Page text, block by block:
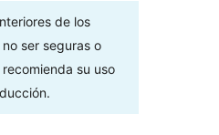
de los
ser seguras o
su uso